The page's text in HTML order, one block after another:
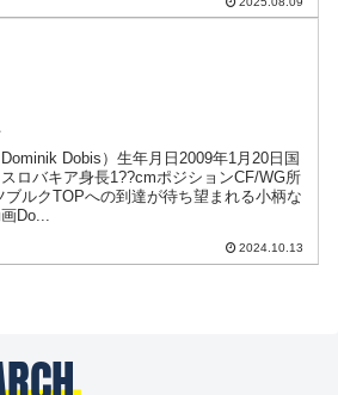
Dobis）生年月日2009年1月20日国
ロバキア身長1??cmポジションCF/WG所
ブルクTOPへの到達が待ち望まれる小柄な
Do...
2024.10.13